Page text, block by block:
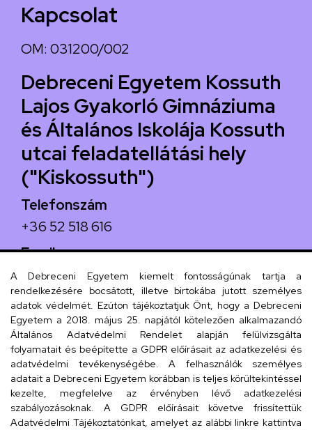
Kapcsolat
OM: 031200/002
Debreceni Egyetem Kossuth
Lajos Gyakorló Gimnáziuma
és Általános Iskolája Kossuth
utcai feladatellátási hely
("Kiskossuth")
Telefonszám
+36 52 518 616
Email
iskola@kossuth-alt.unideb.hu
Cím
4024 Debrecen, Kossuth utca 33.
Szervezeti telefonkönyv
A Debreceni Egyetem kiemelt fontosságúnak tartja a
rendelkezésére bocsátott, illetve birtokába jutott személyes
adatok védelmét. Ezúton tájékoztatjuk Önt, hogy a Debreceni
Egyetem a 2018. május 25. napjától kötelezően alkalmazandó
Általános Adatvédelmi Rendelet alapján felülvizsgálta
folyamatait és beépítette a GDPR előírásait az adatkezelési és
adatvédelmi tevékenységébe. A felhasználók személyes
adatait a Debreceni Egyetem korábban is teljes körültekintéssel
kezelte, megfelelve az érvényben lévő adatkezelési
szabályozásoknak. A GDPR előírásait követve frissítettük
Adatvédelmi Tájékoztatónkat, amelyet az alábbi linkre kattintva